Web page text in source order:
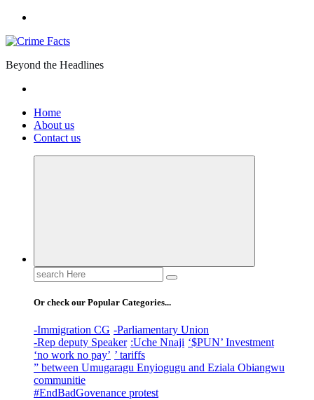
Beyond the Headlines
Home
About us
Contact us
Search
for:
Or check our Popular Categories...
-Immigration CG -Parliamentary Union
-Rep deputy Speaker :Uche Nnaji ‘$PUN’ Investment
‘no work no pay’ ’ tariffs
” between Umugaragu Enyiogugu and Eziala Obiangwu
communitie
#EndBadGovenance protest